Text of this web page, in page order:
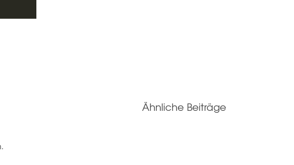
Ähnliche Beiträge